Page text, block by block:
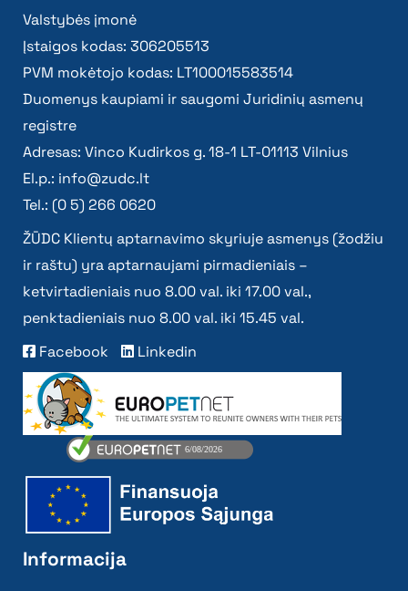
Valstybės įmonė
Įstaigos kodas: 306205513
PVM mokėtojo kodas: LT100015583514
Duomenys kaupiami ir saugomi Juridinių asmenų
registre
Adresas: Vinco Kudirkos g. 18-1 LT-01113 Vilnius
El.p.: info@zudc.lt
Tel.: (0 5) 266 0620
ŽŪDC Klientų aptarnavimo skyriuje asmenys (žodžiu
ir raštu) yra aptarnaujami pirmadieniais –
ketvirtadieniais nuo 8.00 val. iki 17.00 val.,
penktadieniais nuo 8.00 val. iki 15.45 val.
Facebook
Linkedin
Informacija